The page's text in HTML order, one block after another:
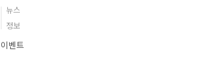
뉴스
정보
이벤트